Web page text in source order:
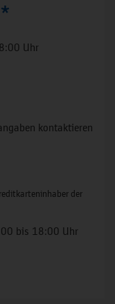
Uhr
kontaktieren
der
bis 18:00 Uhr